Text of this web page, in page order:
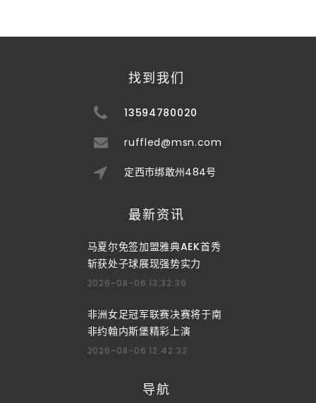
找到我们
13594780020
ruffled@msn.com
定西市绑敢州484号
最新资讯
马夏尔免签加盟雅典AEK首秀
斩获处子球展现强势实力
2026-08-06 13:32:36
非洲女足冠军联赛决赛将于南
非约翰内斯堡精彩上演
2026-08-06 12:42:32
导航